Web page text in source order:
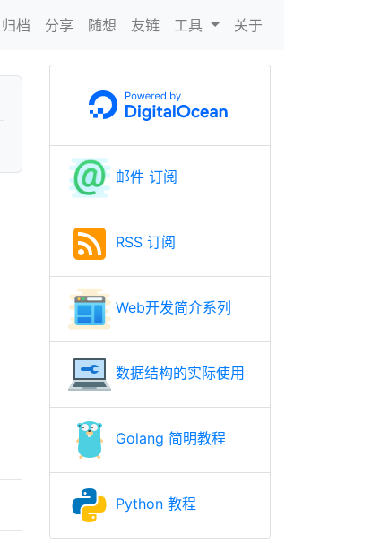
归档 分享 随想 友链 工具 关于
邮件 订阅
RSS 订阅
Web开发简介系列
数据结构的实际使用
Golang 简明教程
Python 教程